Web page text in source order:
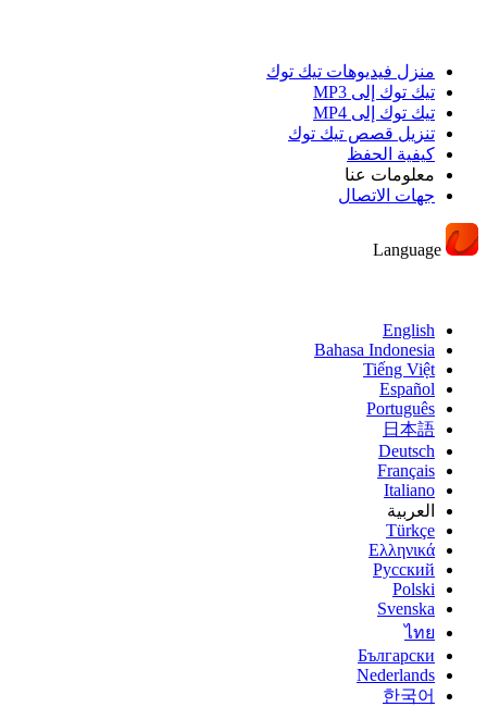
منزل فيديوهات تيك توك
تيك توك إلى MP3
تيك توك إلى MP4
تنزيل قصص تيك توك
كيفية الحفظ
معلومات عنا
جهات الاتصال
Language
English
Bahasa Indonesia
Tiếng Việt
Español
Português
日本語
Deutsch
Français
Italiano
العربية
Türkçe
Ελληνικά
Русский
Polski
Svenska
ไทย
Български
Nederlands
한국어